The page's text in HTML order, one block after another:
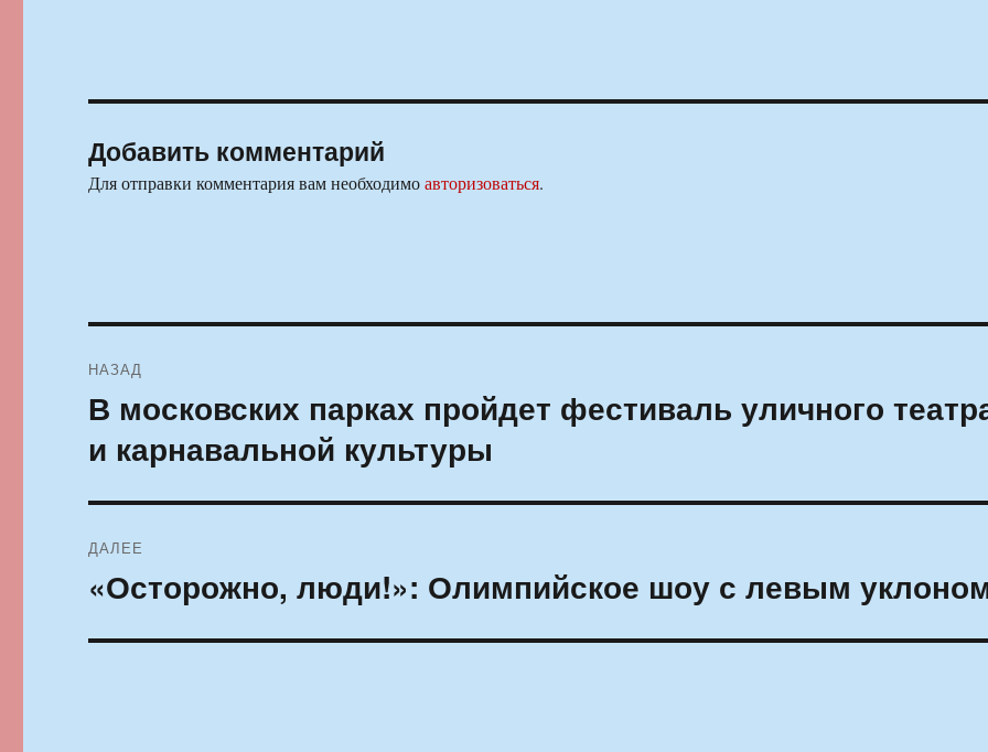
Добавить комментарий
Для отправки комментария вам необходимоавторизоваться.
по
записям
НАЗАД
Предыдущая
В московских парках пройдет фестиваль уличного
и карнавальной культуры
ДАЛЕЕ
Следующая
«Осторожно, люди!»: Олимпийское шоу с левым